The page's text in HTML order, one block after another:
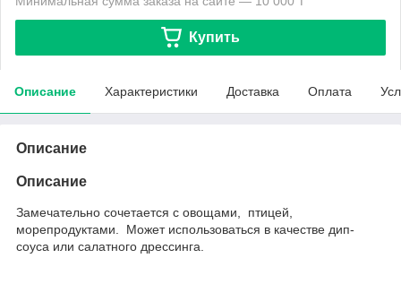
Купить
Описание Характеристики Доставка Оплата
Описание
Описание
Замечательно сочетается с овощами, птицей,
морепродуктами. Может использоваться в качестве дип-
соуса или салатного дрессинга.